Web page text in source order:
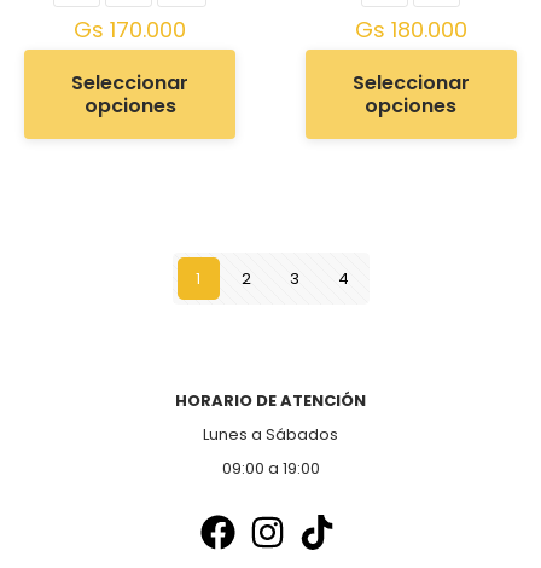
Gs 170.000
Seleccionar
opciones
Gs 180.000
Seleccionar
opciones
1 2 3 4
HORARIO DE ATENCIÓN
Lunes a Sábados
09:00 a 19:00